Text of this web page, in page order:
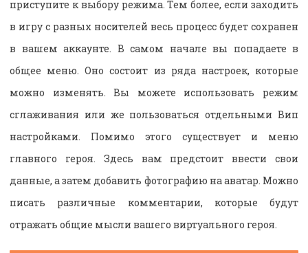
приступите к выбору режима. Тем более, если заходить
в игру с разных носителей весь процесс будет сохранен
в вашем аккаунте. В самом начале вы попадаете в
общее меню. Оно состоит из ряда настроек, которые
можно изменять. Вы можете использовать режим
сглаживания или же пользоваться отдельными Вип
настройками. Помимо этого существует и меню
главного героя. Здесь вам предстоит ввести свои
данные, а затем добавить фотографию на аватар. Можно
писать различные комментарии, которые будут
отражать общие мысли вашего виртуального героя.